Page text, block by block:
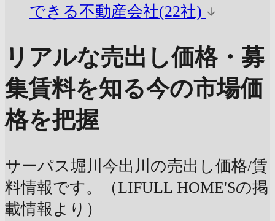
できる不動産会社(22社)
リアルな売出し価格・募
集賃料を知る今の市場価
格を把握
サーパス堀川今出川の売出し価格/賃
料情報です。（LIFULL HOME'Sの掲
載情報より）